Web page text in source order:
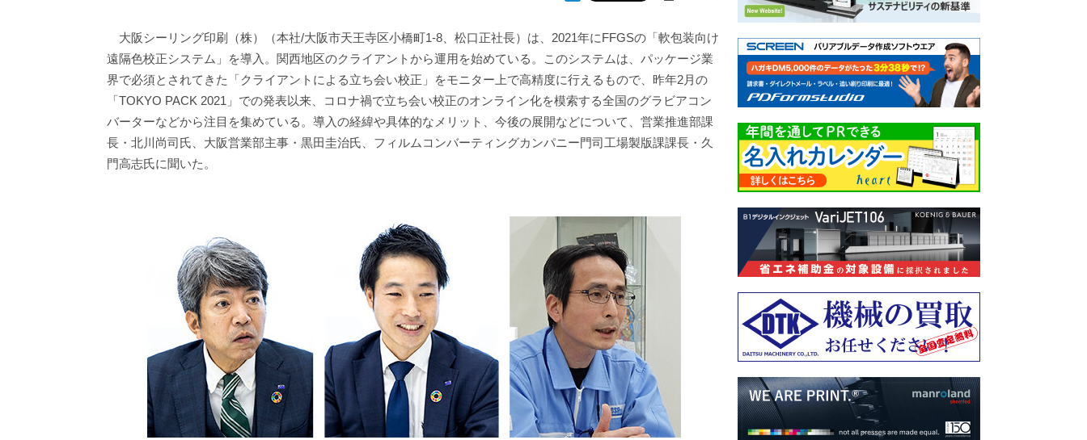
大阪シーリング印刷（株）（本社/大阪市天王寺区小橋町1-8、松口正社長）は、2021年にFFGSの「軟包装向け
遠隔色校正システム」を導入。関西地区のクライアントから運用を始めている。このシステムは、パッケージ業
界で必須とされてきた「クライアントによる立ち会い校正」をモニター上で高精度に行えるもので、昨年2月の
「TOKYO PACK 2021」での発表以来、コロナ禍で立ち会い校正のオンライン化を模索する全国のグラビアコン
バーターなどから注目を集めている。導入の経緯や具体的なメリット、今後の展開などについて、営業推進部課
長・北川尚司氏、大阪営業部主事・黒田圭治氏、フィルムコンバーティングカンパニー門司工場製版課課長・久
門高志氏に聞いた。